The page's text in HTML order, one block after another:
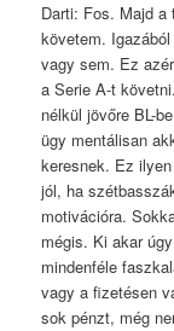
Darti: Fos. Majd
követem.
vagy sem. Ez
a Serie A-t
nélkül jövőre BL-
ügy mentálisan
keresnek. Ez
jól, ha
motivációra.
mégis. Ki akar
mindenféle
vagy a fizetésen
sok pénzt, még